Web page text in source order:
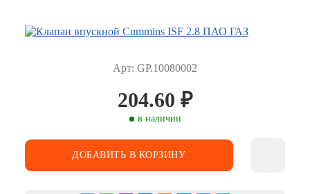
Арт: GP.10080002
204.60 ₽
в наличии
ДОБАВИТЬ В КОРЗИНУ